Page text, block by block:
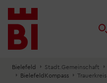
Inhalt
anspringen
Menü
anspringen
Suche
anspringen
Bielefeld Stadt.Gemeinschaft
BielefeldKompass
Trauerkreis